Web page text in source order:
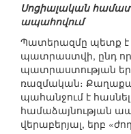
Սոցիալական
ապահովում
Պատերազմը պետք է
պատրաստվի, ընդ
պատրաստության
ռազմական։
պահանջում է
համաձայնության
վերաբերյալ, երբ